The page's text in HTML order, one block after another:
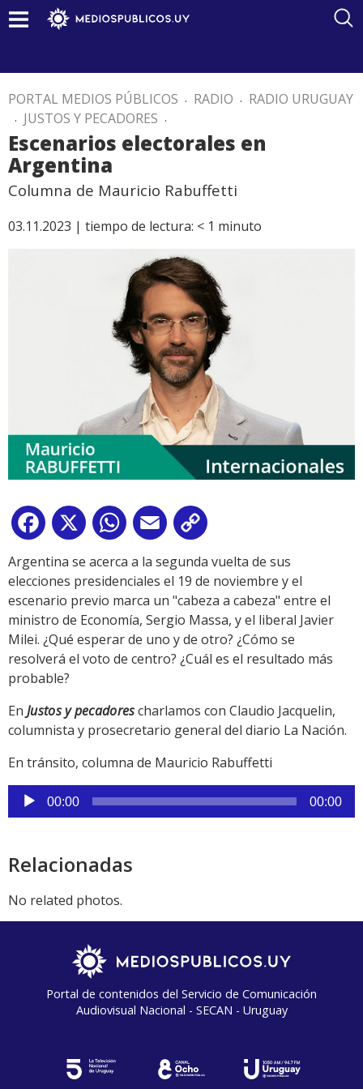
PORTAL MEDIOS PÚBLICOS . RADIO . RADIO URUGUAY
. JUSTOS Y PECADORES .
Escenarios electorales en
Argentina
Columna de Mauricio Rabuffetti
03.11.2023 | tiempo de lectura: < 1 minuto
Facebook
X WhatsApp
Email
Link
Argentina se acerca a la segunda vuelta de sus
elecciones presidenciales el 19 de noviembre y el
escenario previo marca un "cabeza a cabeza" entre el
ministro de Economía, Sergio Massa, y el liberal Javier
Milei. ¿Qué esperar de uno y de otro? ¿Cómo se
resolverá el voto de centro? ¿Cuál es el resultado más
probable?
En Justos y pecadorescharlamos con Claudio Jacquelin,
columnista y prosecretario general del diario La Nación.
En tránsito, columna de Mauricio Rabuffetti
Reproductor
de
00:00 00:00
Relacionadas
No related photos.
Portal de contenidos del Servicio de Comunicación
Audiovisual Nacional - SECAN - Uruguay